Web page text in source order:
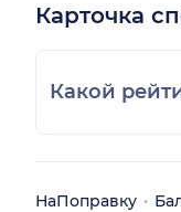
Карточка
Какой
НаПоправку